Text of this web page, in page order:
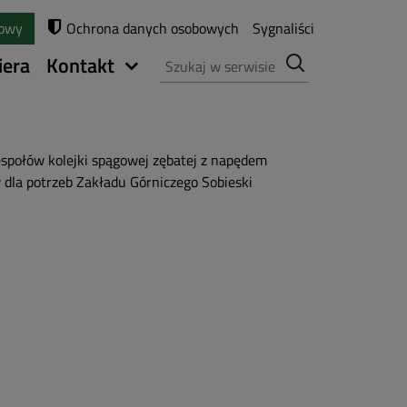
Ochrona danych osobowych Sygnaliści
Kontakt Szukaj
kolejki spągowej zębatej z napędem
potrzeb Zakładu Górniczego Sobieski